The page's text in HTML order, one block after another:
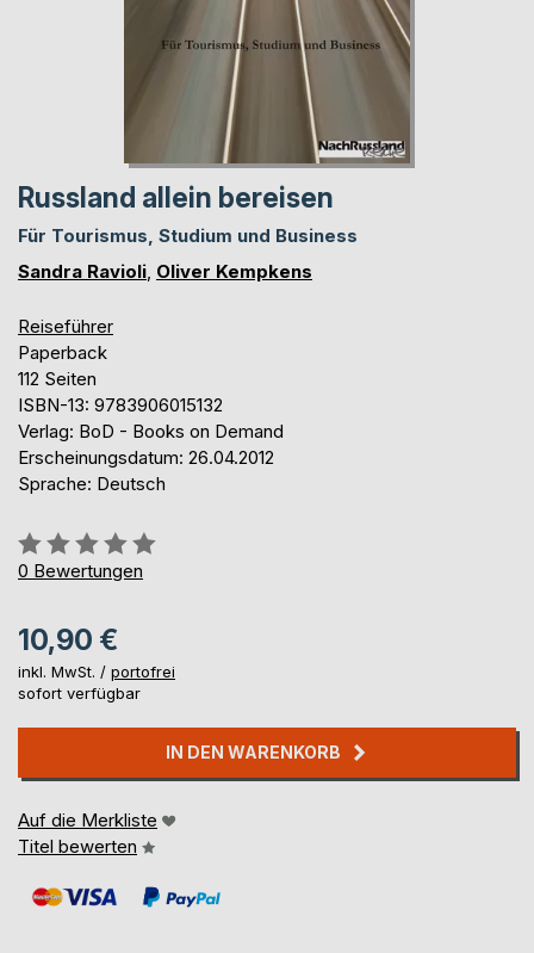
Russland allein bereisen
Für Tourismus, Studium und Business
Sandra Ravioli, Oliver Kempkens
Reiseführer
Paperback
112 Seiten
ISBN-13: 9783906015132
Verlag: BoD - Books on Demand
Erscheinungsdatum: 26.04.2012
Sprache: Deutsch
Bewertung::
0%
0 Bewertungen
10,90 €
inkl. MwSt. / portofrei
sofort verfügbar
IN DEN WARENKORB
Auf die Merkliste
Titel bewerten